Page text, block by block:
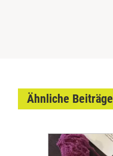
Ähnliche Beiträge